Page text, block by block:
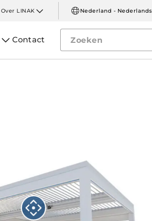
Over LINAK Nederland - Nederlands
Contact